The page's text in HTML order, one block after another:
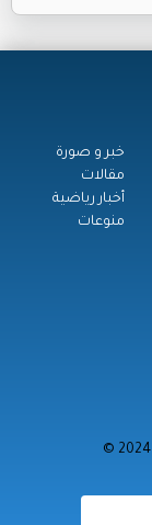
خبر و صورة
مقالات
أخبار رياضية
منوعات